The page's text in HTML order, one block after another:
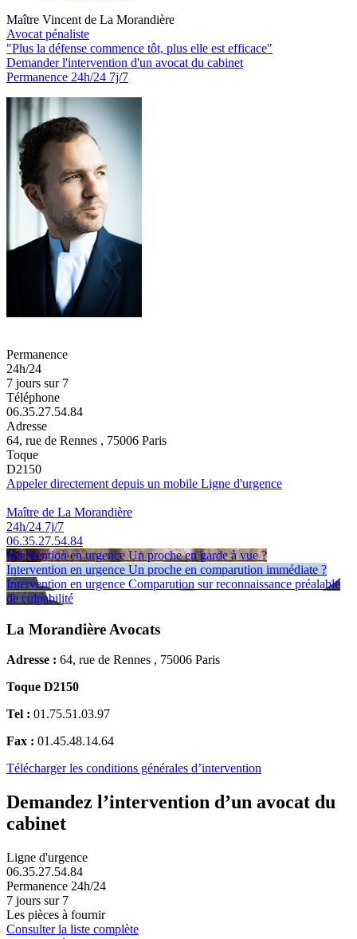
Maître Vincent de La Morandière
Avocat pénaliste
"Plus la défense commence tôt, plus elle est efficace"
Demander l'intervention d'un avocat du cabinet
Permanence 24h/24 7j/7
Permanence
24h/24
7 jours sur 7
Téléphone
06.35.27.54.84
Adresse
64, rue de Rennes , 75006 Paris
Toque
D2150
Appeler directement depuis un mobile Ligne d'urgence
Maître de La Morandière
24h/24 7j/7
06.35.27.54.84
Intervention en urgence Un proche en garde à vue ?
Intervention en urgence Un proche en comparution immédiate ?
Intervention en urgence Comparution sur reconnaissance préalable
de culpabilité
La Morandière Avocats
Adresse : 64, rue de Rennes , 75006 Paris
Toque D2150
Tel : 01.75.51.03.97
Fax : 01.45.48.14.64
Télécharger les conditions générales d’intervention
Demandez l’intervention d’un avocat du
cabinet
Ligne d'urgence
06.35.27.54.84
Permanence 24h/24
7 jours sur 7
Les pièces à fournir
Consulter la liste complète